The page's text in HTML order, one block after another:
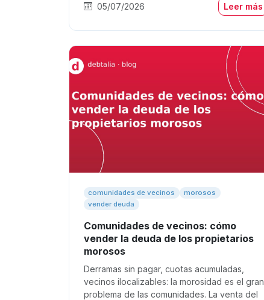
05/07/2026 Leer más
comunidades de vecinos
morosos
vender deuda
Comunidades de vecinos: cómo
vender la deuda de los propietarios
morosos
Derramas sin pagar, cuotas acumuladas,
vecinos ilocalizables: la morosidad es el gran
problema de las comunidades. La venta del